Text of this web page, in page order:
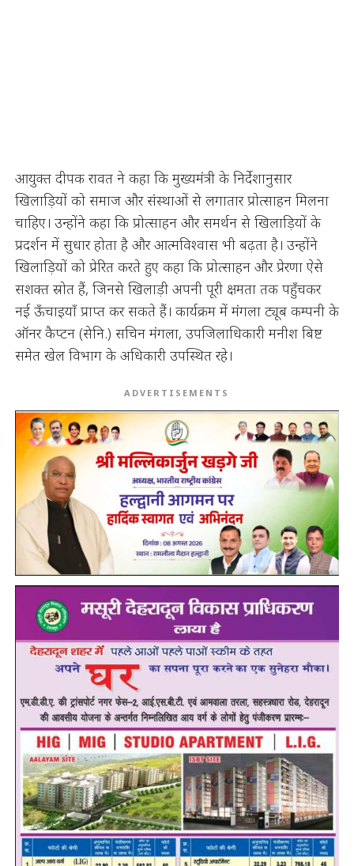
आयुक्त दीपक रावत ने कहा कि मुख्यमंत्री के निर्देशानुसार
खिलाड़ियों को समाज और संस्थाओं से लगातार प्रोत्साहन मिलना
चाहिए। उन्होंने कहा कि प्रोत्साहन और समर्थन से खिलाड़ियों के
प्रदर्शन में सुधार होता है और आत्मविश्वास भी बढ़ता है। उन्होंने
खिलाड़ियों को प्रेरित करते हुए कहा कि प्रोत्साहन और प्रेरणा ऐसे
सशक्त स्रोत हैं, जिनसे खिलाड़ी अपनी पूरी क्षमता तक पहुँचकर
नई ऊँचाइयाँ प्राप्त कर सकते हैं। कार्यक्रम में मंगला ट्यूब कम्पनी के
ऑनर कैप्टन (सेनि.) सचिन मंगला, उपजिलाधिकारी मनीश बिष्ट
समेत खेल विभाग के अधिकारी उपस्थित रहे।
ADVERTISEMENTS